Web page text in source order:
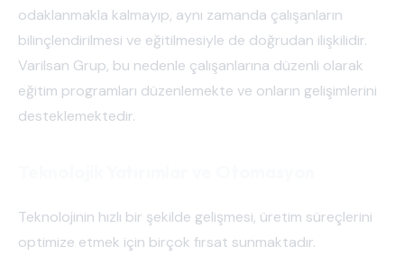
odaklanmakla kalmayıp, aynı zamanda çalışanların
bilinçlendirilmesi ve eğitilmesiyle de doğrudan ilişkilidir.
Varilsan Grup, bu nedenle çalışanlarına düzenli olarak
eğitim programları düzenlemekte ve onların gelişimlerini
desteklemektedir.
Teknolojinin hızlı bir şekilde gelişmesi, üretim süreçlerini
optimize etmek için birçok fırsat sunmaktadır.